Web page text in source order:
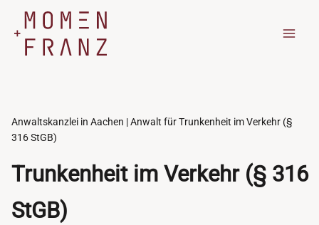
Inhalt
springen
Anwaltskanzlei in Aachen | Anwalt für Trunkenheit im Verkehr (§
316 StGB)
Trunkenheit im Verkehr (§ 316
StGB)